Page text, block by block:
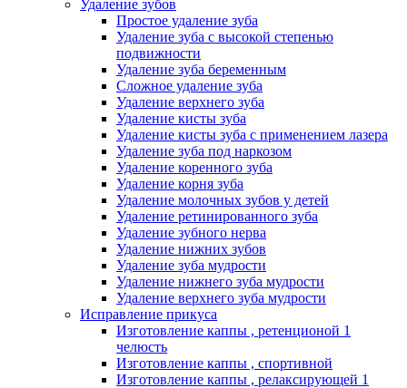
Удаление зубов
Простое удаление зуба
Удаление зуба с высокой степенью
подвижности
Удаление зуба беременным
Сложное удаление зуба
Удаление верхнего зуба
Удаление кисты зуба
Удаление кисты зуба с применением лазера
Удаление зуба под наркозом
Удаление коренного зуба
Удаление корня зуба
Удаление молочных зубов у детей
Удаление ретинированного зуба
Удаление зубного нерва
Удаление нижних зубов
Удаление зуба мудрости
Удаление нижнего зуба мудрости
Удаление верхнего зуба мудрости
Исправление прикуса
Изготовление каппы , ретенционой 1
челюсть
Изготовление каппы , спортивной
Изготовление каппы , релаксирующей 1